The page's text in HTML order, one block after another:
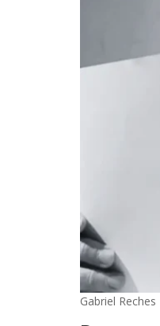
Gabriel Reches